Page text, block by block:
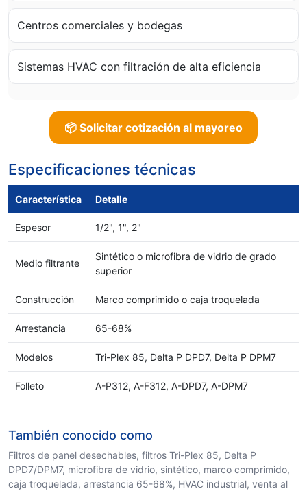
Centros comerciales y bodegas
Sistemas HVAC con filtración de alta eficiencia
📦 Solicitar cotización al mayoreo
Especificaciones técnicas
Característica Detalle
Espesor 1/2", 1", 2"
Medio filtrante
Sintético o microfibra de vidrio de grado
superior
Construcción Marco comprimido o caja troquelada
Arrestancia 65-68%
Modelos Tri-Plex 85, Delta P DPD7, Delta P DPM7
Folleto A-P312, A-F312, A-DPD7, A-DPM7
También conocido como
Filtros de panel desechables, filtros Tri-Plex 85, Delta P
DPD7/DPM7, microfibra de vidrio, sintético, marco comprimido,
caja troquelada, arrestancia 65-68%, HVAC industrial, venta al